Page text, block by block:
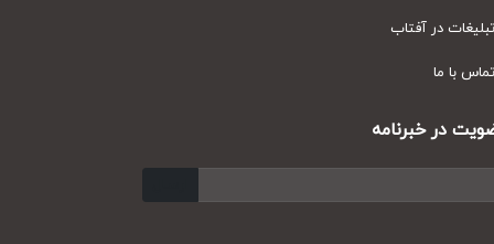
در آفتاب
با ما
در خبرنامه